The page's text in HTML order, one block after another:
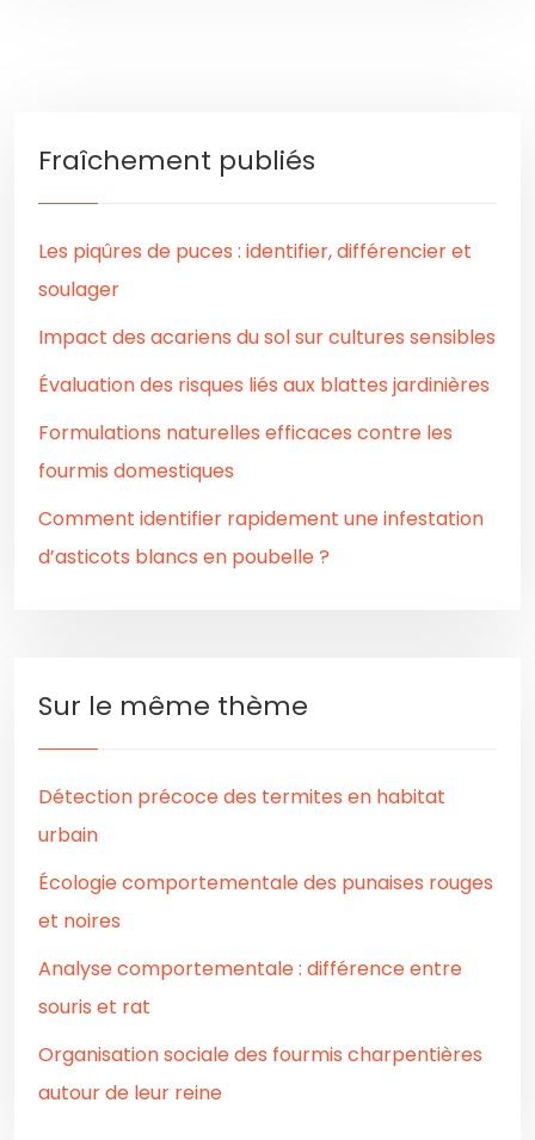
Fraîchement publiés
Les piqûres de puces : identifier, différencier et
soulager
Impact des acariens du sol sur cultures sensibles
Évaluation des risques liés aux blattes jardinières
Formulations naturelles efficaces contre les
fourmis domestiques
Comment identifier rapidement une infestation
d’asticots blancs en poubelle ?
Sur le même thème
Détection précoce des termites en habitat
urbain
Écologie comportementale des punaises rouges
et noires
Analyse comportementale : différence entre
souris et rat
Organisation sociale des fourmis charpentières
autour de leur reine